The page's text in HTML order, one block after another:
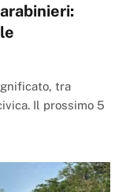
tra
Il prossimo 5